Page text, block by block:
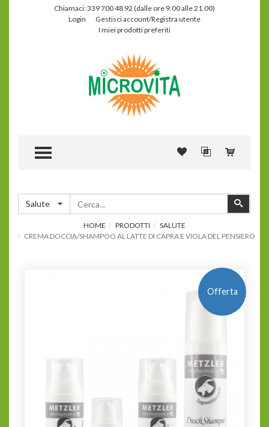
Chiamaci: 339 700 48 92 (dalle ore 9.00 alle 21.00)
Login
Gestisci account/Registra utente
I miei prodotti preferiti
TOGGLE MENU
Salute
HOME PRODOTTI
SALUTE
CREMA DOCCIA/SHAMPOO AL LATTE DI CAPRA E VIOLA DEL PENSIERO
Offerta